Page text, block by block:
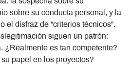
sobre su conducta personal, y la
el disfraz de “criterios técnicos”.
siguen un patrón:
¿Realmente es tan competente?
papel en los proyectos?